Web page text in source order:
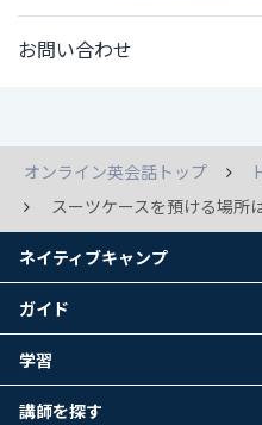
お問い合わせ
オンライン英会話トップ
スーツケースを預ける場所
ネイティブキャンプ
ガイド
学習
講師を探す